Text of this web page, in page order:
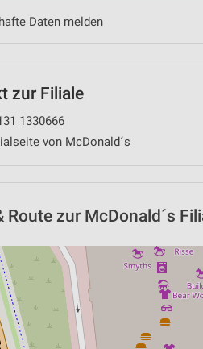
Daten melden
zur Filiale
1330666
von McDonald´s
Route zur McDonald´s